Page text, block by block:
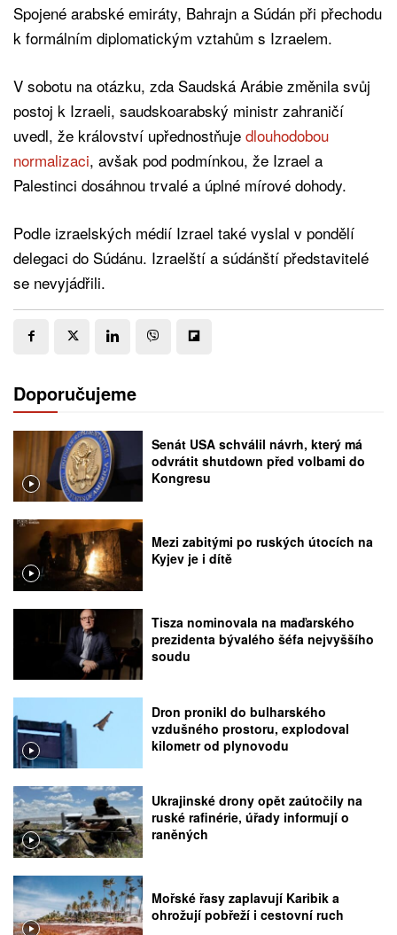
Spojené arabské emiráty, Bahrajn a Súdán při přechodu
k formálním diplomatickým vztahům s Izraelem.
V sobotu na otázku, zda Saudská Arábie změnila svůj
postoj k Izraeli, saudskoarabský ministr zahraničí
uvedl, že království upřednostňuje dlouhodobou
normalizaci, avšak pod podmínkou, že Izrael a
Palestinci dosáhnou trvalé a úplné mírové dohody.
Podle izraelských médií Izrael také vyslal v pondělí
delegaci do Súdánu. Izraelští a súdánští představitelé
se nevyjádřili.
Doporučujeme
Senát USA schválil návrh, který má
odvrátit shutdown před volbami do
Kongresu
Mezi zabitými po ruských útocích na
Kyjev je i dítě
Tisza nominovala na maďarského
prezidenta bývalého šéfa nejvyššího
soudu
Dron pronikl do bulharského
vzdušného prostoru, explodoval
kilometr od plynovodu
Ukrajinské drony opět zaútočily na
ruské rafinérie, úřady informují o
raněných
Mořské řasy zaplavují Karibik a
ohrožují pobřeží i cestovní ruch